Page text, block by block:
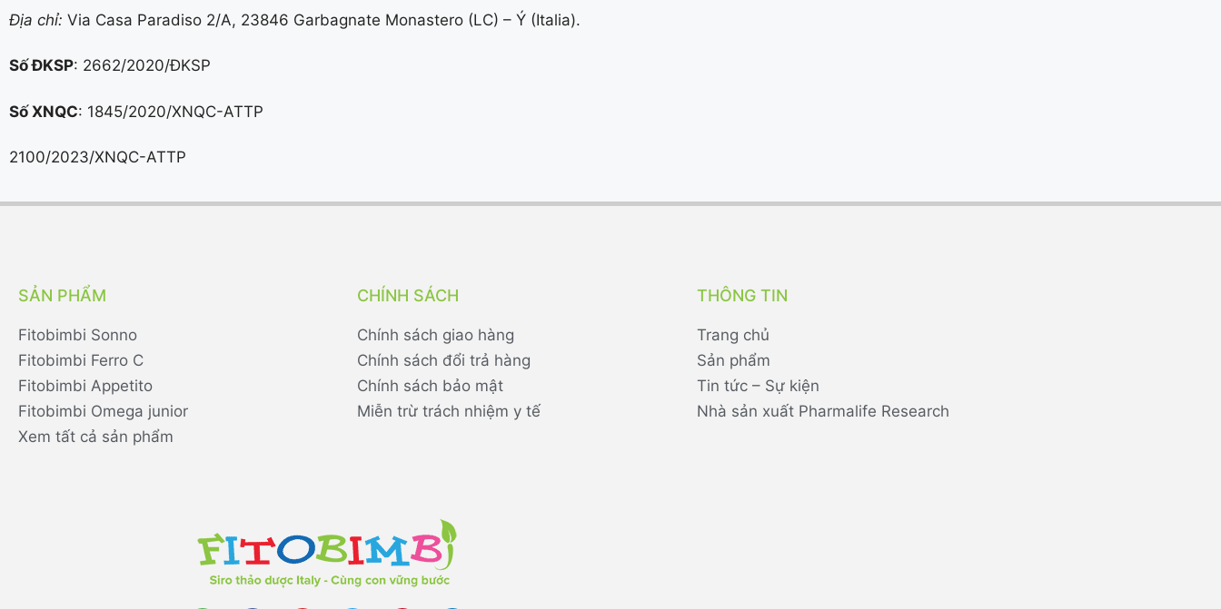
Địa chỉ: Via Casa Paradiso 2/A, 23846 Garbagnate Monastero (LC) – Ý (Italia).
Số ĐKSP: 2662/2020/ĐKSP
Số XNQC: 1845/2020/XNQC-ATTP
2100/2023/XNQC-ATTP
SẢN PHẨM
Fitobimbi Sonno
Fitobimbi Ferro C
Fitobimbi Appetito
Fitobimbi Omega junior
Xem tất cả sản phẩm
CHÍNH SÁCH
Chính sách giao hàng
Chính sách đổi trả hàng
Chính sách bảo mật
Miễn trừ trách nhiệm y tế
THÔNG TIN
Trang chủ
Sản phẩm
Tin tức – Sự kiện
Nhà sản xuất Pharmalife Research